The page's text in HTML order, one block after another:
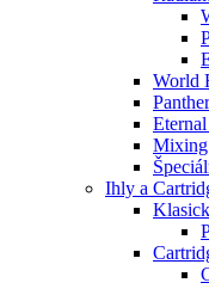
World
Mixing
Ihly a